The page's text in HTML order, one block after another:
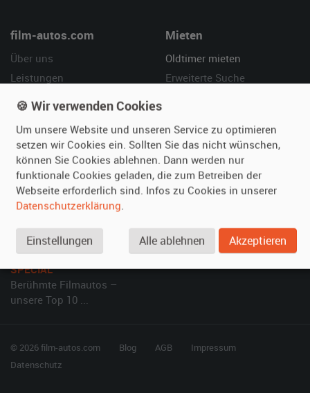
film-autos.com
Über uns
Leistungen
Referenzen
Mieten
Oldtimer mieten
Erweiterte Suche
Vermieten
Oldtimer anmelden
Fotos senden
Fragen für Vermieter
Inserat verwalten
Hilfe
Häufige Fragen (FAQ)
So funktioniert's
SPECIAL
Berühmte Filmautos –
unsere Top 10 ...
© 2026 film-autos.com Blog AGB
Impressum
Datenschutz
🍪 Wir verwenden Cookies
Um unsere Website und unseren Service zu optimieren
setzen wir Cookies ein. Sollten Sie das nicht wünschen,
können Sie Cookies ablehnen. Dann werden nur
funktionale Cookies geladen, die zum Betreiben der
Webseite erforderlich sind. Infos zu Cookies in unserer
Datenschutzerklärung.
Einstellungen Alle ablehnen Akzeptieren